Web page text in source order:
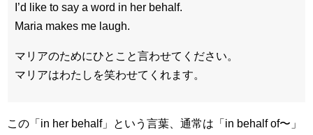
I’d like to say a word in her behalf.
Maria makes me laugh.
マリアのためにひとこと言わせてください。
マリアはわたしを笑わせてくれます。
この「in her behalf」という言葉、通常は「in behalf of〜」